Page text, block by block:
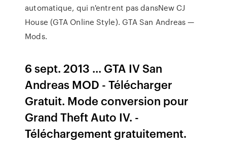
automatique, qui n'entrent pas dansNew CJ
House (GTA Online Style). GTA San Andreas —
Mods.
6 sept. 2013 ... GTA IV San
Andreas MOD - Télécharger
Gratuit. Mode conversion pour
Grand Theft Auto IV. -
Téléchargement gratuitement.